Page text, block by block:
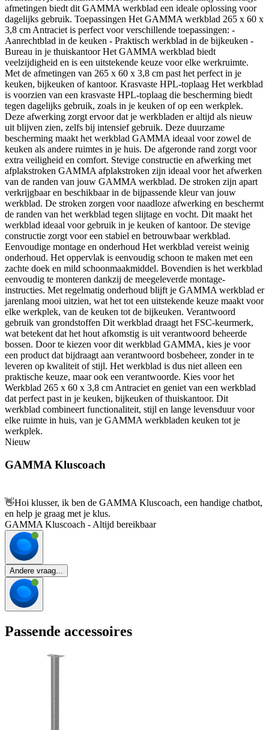
afmetingen biedt dit GAMMA werkblad een ideale oplossing voor
dagelijks gebruik. Toepassingen Het GAMMA werkblad 265 x 60 x
3,8 cm Antraciet is perfect voor verschillende toepassingen: -
Aanrechtblad in de keuken - Praktisch werkblad in de bijkeuken -
Bureau in je thuiskantoor Het GAMMA werkblad biedt
veelzijdigheid en is een uitstekende keuze voor elke werkruimte.
Met de afmetingen van 265 x 60 x 3,8 cm past het perfect in je
keuken, bijkeuken of kantoor. Krasvaste HPL-toplaag Het werkblad
is voorzien van een krasvaste HPL-toplaag die bescherming biedt
tegen dagelijks gebruik, zoals in je keuken of op een werkplek.
Deze afwerking zorgt ervoor dat je werkbladen er altijd als nieuw
uit blijven zien, zelfs bij intensief gebruik. Deze duurzame
bescherming maakt het werkblad GAMMA ideaal voor zowel de
keuken als andere ruimtes in je huis. De afgeronde rand zorgt voor
extra veiligheid en comfort. Stevige constructie en afwerking met
afplakstroken GAMMA afplakstroken zijn ideaal voor het afwerken
van de randen van jouw GAMMA werkblad. De stroken zijn apart
verkrijgbaar en beschikbaar in de bijpassende kleur van jouw
werkblad. De stroken zorgen voor naadloze afwerking en beschermt
de randen van het werkblad tegen slijtage en vocht. Dit maakt het
werkblad ideaal voor gebruik in je keuken of kantoor. De stevige
constructie zorgt voor een stabiel en betrouwbaar werkblad.
Eenvoudige montage en onderhoud Het werkblad vereist weinig
onderhoud. Het oppervlak is eenvoudig schoon te maken met een
zachte doek en mild schoonmaakmiddel. Bovendien is het werkblad
eenvoudig te monteren dankzij de meegeleverde montage-
instructies. Met regelmatig onderhoud blijft je GAMMA werkblad er
jarenlang mooi uitzien, wat het tot een uitstekende keuze maakt voor
elke werkplek, van de keuken tot de bijkeuken. Verantwoord
gebruik van grondstoffen Dit werkblad draagt het FSC-keurmerk,
wat betekent dat het hout afkomstig is uit verantwoord beheerde
bossen. Door te kiezen voor dit werkblad GAMMA, kies je voor
een product dat bijdraagt aan verantwoord bosbeheer, zonder in te
leveren op kwaliteit of stijl. Het werkblad is dus niet alleen een
praktische keuze, maar ook een verantwoorde. Kies voor het
Werkblad 265 x 60 x 3,8 cm Antraciet en geniet van een werkblad
dat perfect past in je keuken, bijkeuken of thuiskantoor. Dit
werkblad combineert functionaliteit, stijl en lange levensduur voor
elke ruimte in huis, van je GAMMA werkbladen keuken tot je
werkplek.
Nieuw
GAMMA Kluscoach
👋Hoi klusser, ik ben de GAMMA Kluscoach, een handige chatbot,
en help je graag met je klus.
GAMMA Kluscoach - Altijd bereikbaar
Andere vraag...
Passende accessoires